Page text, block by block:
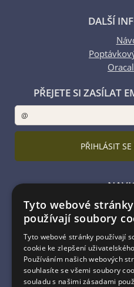
DALŠÍ
PŘEJETE SI ZASÍLAT
Úvodní
Obchodní
Kontaktní
Odstoupení
Tyto webové stránky
používají soubory
Tyto webové stránky používají
cookie ke zlepšení
Používáním našich webových
souhlasíte se všemi soubory
souladu s našimi zásadami